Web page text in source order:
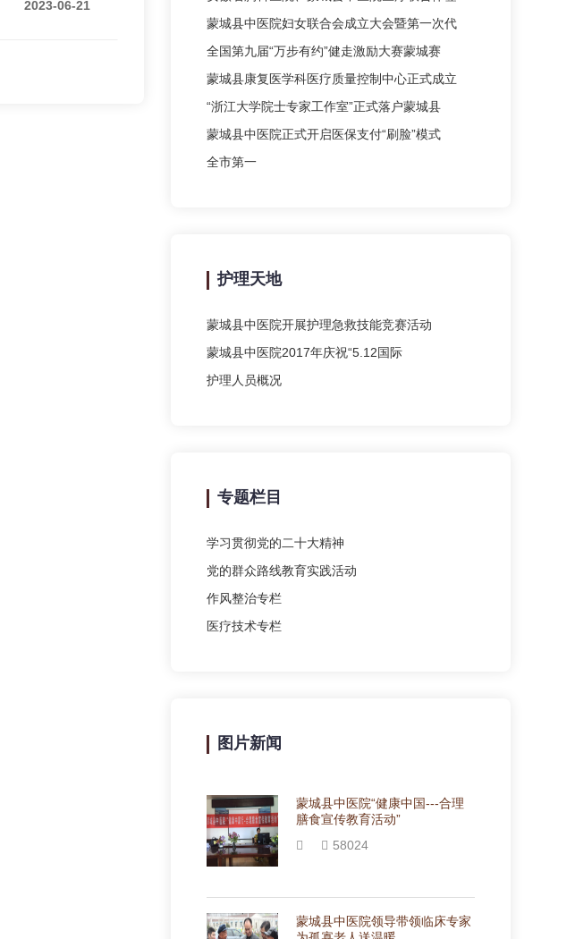
2023-06-21
蒙城县中医院妇女联合会成立大会暨第一次代
全国第九届“万步有约”健走激励大赛蒙城赛
蒙城县康复医学科医疗质量控制中心正式成立
“浙江大学院士专家工作室”正式落户蒙城县
蒙城县中医院正式开启医保支付“刷脸”模式
全市第一
护理天地
蒙城县中医院开展护理急救技能竞赛活动
蒙城县中医院2017年庆祝“5.12国际
护理人员概况
专题栏目
学习贯彻党的二十大精神
党的群众路线教育实践活动
作风整治专栏
医疗技术专栏
图片新闻
蒙城县中医院“健康中国---合理
膳食宣传教育活动”
58024
蒙城县中医院领导带领临床专家